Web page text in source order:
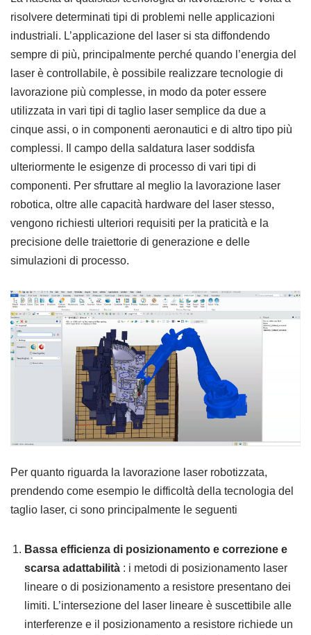
risolvere determinati tipi di problemi nelle applicazioni
industriali. L’applicazione del laser si sta diffondendo
sempre di più, principalmente perché quando l’energia del
laser è controllabile, è possibile realizzare tecnologie di
lavorazione più complesse, in modo da poter essere
utilizzata in vari tipi di taglio laser semplice da due a
cinque assi, o in componenti aeronautici e di altro tipo più
complessi. Il campo della saldatura laser soddisfa
ulteriormente le esigenze di processo di vari tipi di
componenti. Per sfruttare al meglio la lavorazione laser
robotica, oltre alle capacità hardware del laser stesso,
vengono richiesti ulteriori requisiti per la praticità e la
precisione delle traiettorie di generazione e delle
simulazioni di processo.
Per quanto riguarda la lavorazione laser robotizzata,
prendendo come esempio le difficoltà della tecnologia del
taglio laser, ci sono principalmente le seguenti
Bassa efficienza di posizionamento e correzione e
scarsa adattabilità : i metodi di posizionamento laser
lineare o di posizionamento a resistore presentano dei
limiti. L’intersezione del laser lineare è suscettibile alle
interferenze e il posizionamento a resistore richiede un